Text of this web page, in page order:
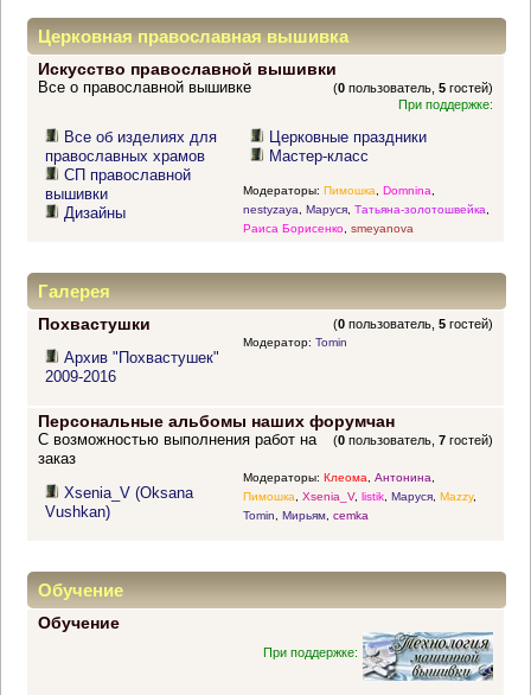
Церковная православная вышивка
Искусство православной вышивки
(0 пользователь,5 гостей)
Все о православной вышивке
При поддержке:
Все об изделиях для
православных храмов
СП православной
вышивки
Дизайны
Церковные праздники
Мастер-класс
Модераторы: Пимошка Domnina
nestyzaya
Маруся, Татьяна-золотошвейка
Раиса Борисенко, smeyanova
Галерея
Похвастушки (0 пользователь,5 гостей)
Архив "Похвастушек"
2009-2016
Модератор: Tomin
Персональные альбомы наших форумчан
(0 пользователь,7 гостей)
С возможностью выполнения работ на
заказ
Xsenia_V (Oksana
Vushkan)
Модераторы: Клеома, Антонина,
Пимошка, Xsenia_V, listik, Маруся, Mazzy,
Tomin, Мирьям, cemka
Обучение
Обучение
При поддержке: